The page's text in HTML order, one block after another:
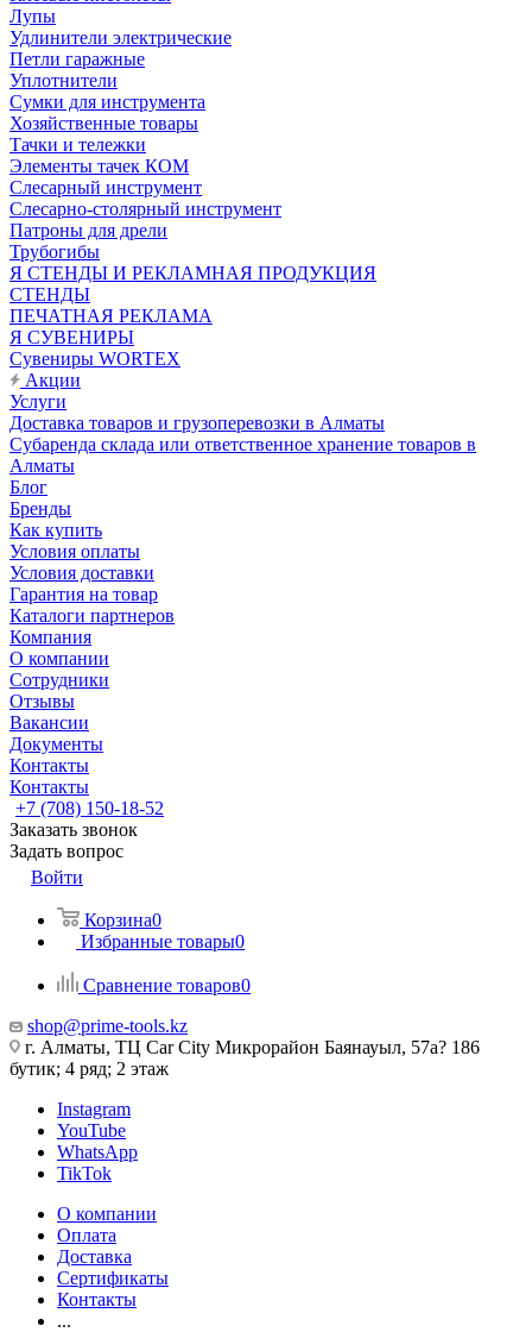
Лупы
Удлинители электрические
Петли гаражные
Уплотнители
Сумки для инструмента
Хозяйственные товары
Тачки и тележки
Элементы тачек КОМ
Слесарный инструмент
Слесарно-столярный инструмент
Патроны для дрели
Трубогибы
Я СТЕНДЫ И РЕКЛАМНАЯ ПРОДУКЦИЯ
СТЕНДЫ
ПЕЧАТНАЯ РЕКЛАМА
Я СУВЕНИРЫ
Сувениры WORTEX
Акции
Услуги
Доставка товаров и грузоперевозки в Алматы
Субаренда склада или ответственное хранение товаров в
Алматы
Блог
Бренды
Как купить
Условия оплаты
Условия доставки
Гарантия на товар
Каталоги партнеров
Компания
О компании
Сотрудники
Отзывы
Вакансии
Документы
Контакты
Контакты
+7 (708) 150-18-52
Заказать звонок
Задать вопрос
Войти
Корзина0
Избранные товары0
Сравнение товаров0
shop@prime-tools.kz
г. Алматы, ТЦ Car City​ ​Микрорайон Баянауыл, 57а? ​186
бутик; 4 ряд; 2 этаж
Instagram
YouTube
WhatsApp
TikTok
О компании
Оплата
Доставка
Сертификаты
Контакты
...